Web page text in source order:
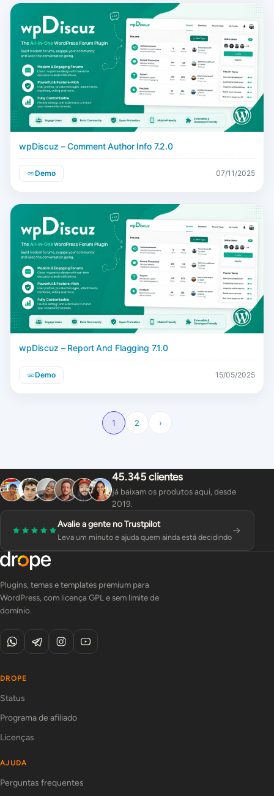
wpDiscuz – Comment Author Info 7.2.0
Demo 07/11/2025
wpDiscuz – Report And Flagging 7.1.0
Demo 15/05/2025
1 2 ›
45.345 clientes
já baixam os produtos aqui, desde
2019.
Avalie a gente no Trustpilot
Leva um minuto e ajuda quem ainda está decidindo
Plugins, temas e templates premium para
WordPress, com licença GPL e sem limite de
domínio.
DROPE
Status
Programa de afiliado
Licenças
AJUDA
Perguntas frequentes